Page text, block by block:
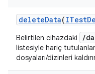
deleteData(ITest
Belirtilen cihazdaki /
listesiyle hariç
dosyaları/dizinleri